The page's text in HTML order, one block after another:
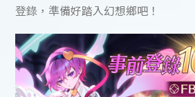
登錄，準備好踏入幻想鄉吧！